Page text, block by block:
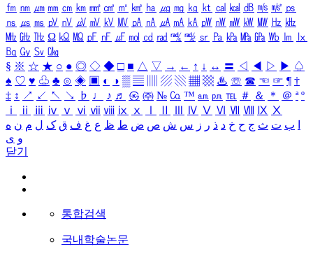
㎙ ㎚ ㎛ ㎜ ㎝ ㎞ ㎟ ㎠ ㎡ ㎢ ㏊ ㎍ ㎎ ㎏ ㏏ ㎈ ㎉ ㏈ ㎧ ㎨ ㎰
㎱ ㎲ ㎳ ㎴ ㎵ ㎶ ㎷ ㎸ ㎹ ㎀ ㎁ ㎂ ㎃ ㎄ ㎺ ㎻ ㎽ ㎾ ㎿ ㎐ ㎑
㎒ ㎓ ㎔ Ω ㏀ ㏁ ㎊ ㎋ ㎌ ㏖ ㏅ ㎭ ㎮ ㎯ ㏛ ㎩ ㎪ ㎫ ㎬ ㏝ ㏐
㏓
㏃ ㏉ ㏜ ㏆
§ ※ ☆ ★ ○ ● ◎ ◇ ◆ □ ■ △ ▽ → ← ↑ ↓ ↔ 〓 ◁ ◀ ▷ ▶ ♤
♠ ♡ ♥ ♧ ♣ ⊙ ◈ ▣ ◐ ◑ ▒ ▤ ▨ ▧ ▦ ▩ ♨ ☏ ☎ ☜ ☞ ¶ †
‡ ↕ ↗ ↙ ↖ ↘ ♭ ♩ ♪ ♬ ㉿ ㈜ № ㏇ ™ ㏂ ㏘ ℡ ＃ ＆ ＊ ＠ ª º
ⅰ
ⅱ ⅲ ⅳ ⅴ ⅵ ⅶ ⅷ ⅸ ⅹ Ⅳ Ⅴ Ⅵ Ⅶ Ⅷ Ⅸ Ⅹ
ب ت ث ج ح خ د ذ ر ز س ش ص ض ط ظ ع غ ف ق ک ل م ن ه
و ی
닫기
통합검색
국내학술논문